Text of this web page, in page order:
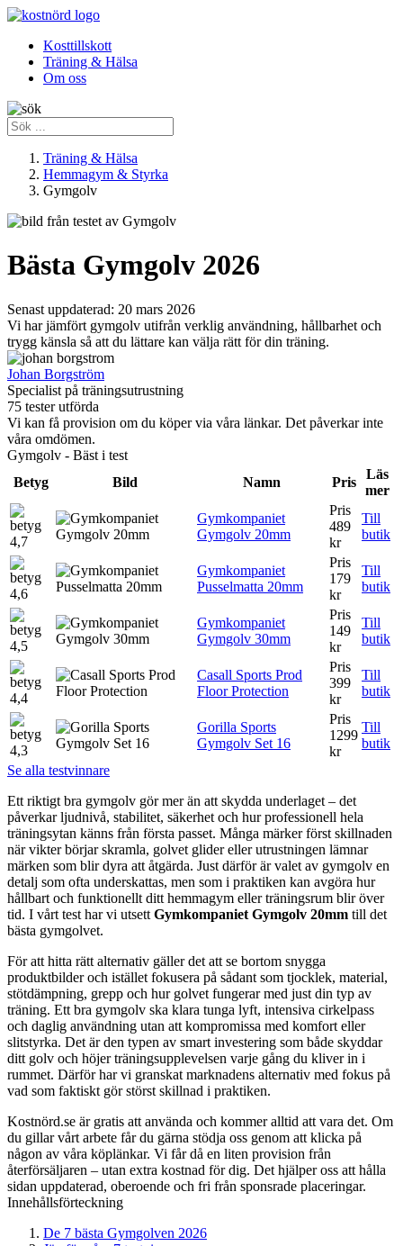
Kosttillskott
Träning & Hälsa
Om oss
Träning & Hälsa
Hemmagym & Styrka
Gymgolv
Bästa Gymgolv 2026
Senast uppdaterad: 20 mars 2026
Vi har jämfört gymgolv utifrån verklig användning, hållbarhet och
trygg känsla så att du lättare kan välja rätt för din träning.
Johan Borgström
Specialist på träningsutrustning
75 tester utförda
Vi kan få provision om du köper via våra länkar. Det påverkar inte
våra omdömen.
Gymgolv - Bäst i test
Betyg
Bild Namn Pris
Läs
mer
4,7
Gymkompaniet
Gymgolv 20mm
Pris
489
kr
Till
butik
4,6
Gymkompaniet
Pusselmatta 20mm
Pris
179
kr
Till
butik
4,5
Gymkompaniet
Gymgolv 30mm
Pris
149
kr
Till
butik
4,4
Casall Sports Prod
Floor Protection
Pris
399
kr
Till
butik
4,3
Gorilla Sports
Gymgolv Set 16
Pris
1299
kr
Till
butik
Se alla testvinnare
Ett riktigt bra gymgolv gör mer än att skydda underlaget – det
påverkar ljudnivå, stabilitet, säkerhet och hur professionell hela
träningsytan känns från första passet. Många märker först skillnaden
när vikter börjar skramla, golvet glider eller utrustningen lämnar
märken som blir dyra att åtgärda. Just därför är valet av gymgolv en
detalj som ofta underskattas, men som i praktiken kan avgöra hur
hållbart och funktionellt ditt hemmagym eller träningsrum blir över
tid. I vårt test har vi utsett Gymkompaniet Gymgolv 20mm till det
bästa gymgolvet.
För att hitta rätt alternativ gäller det att se bortom snygga
produktbilder och istället fokusera på sådant som tjocklek, material,
stötdämpning, grepp och hur golvet fungerar med just din typ av
träning. Ett bra gymgolv ska klara tunga lyft, intensiva cirkelpass
och daglig användning utan att kompromissa med komfort eller
slitstyrka. Det är den typen av smart investering som både skyddar
ditt golv och höjer träningsupplevelsen varje gång du kliver in i
rummet. Därför har vi granskat marknadens alternativ med fokus på
vad som faktiskt gör störst skillnad i praktiken.
Kostnörd.se är gratis att använda och kommer alltid att vara det. Om
du gillar vårt arbete får du gärna stödja oss genom att klicka på
någon av våra köplänkar. Vi får då en liten provision från
återförsäljaren – utan extra kostnad för dig. Det hjälper oss att hålla
sidan uppdaterad, oberoende och fri från sponsrade placeringar.
Innehållsförteckning
De 7 bästa Gymgolven 2026